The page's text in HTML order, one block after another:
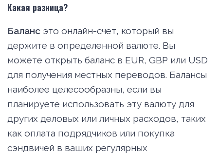
Какая разница?
Баланс это онлайн-счет, который вы
держите в определенной валюте. Вы
можете открыть баланс в EUR, GBP или USD
для получения местных переводов. Балансы
наиболее целесообразны, если вы
планируете использовать эту валюту для
других деловых или личных расходов, таких
как оплата подрядчиков или покупка
сэндвичей в ваших регулярных